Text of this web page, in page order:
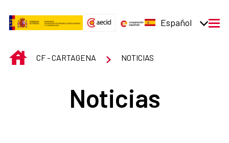
Español
INICIOCF - CARTAGENA NOTICIAS
Noticias